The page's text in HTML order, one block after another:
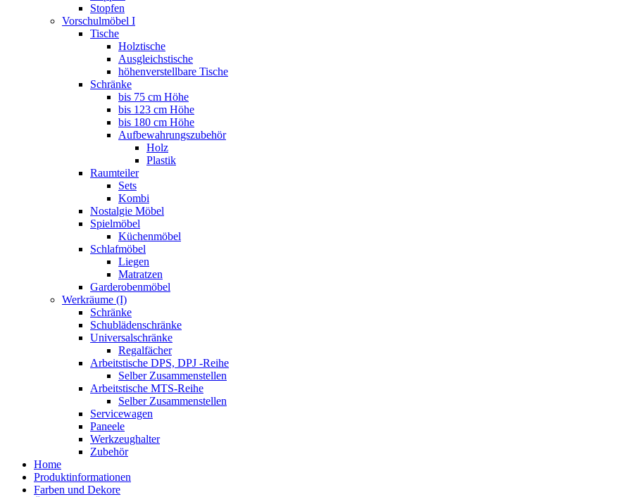
Stopfen
Vorschulmöbel I
Tische
Holztische
Ausgleichstische
höhenverstellbare Tische
Schränke
bis 75 cm Höhe
bis 123 cm Höhe
bis 180 cm Höhe
Aufbewahrungszubehör
Holz
Plastik
Raumteiler
Sets
Kombi
Nostalgie Möbel
Spielmöbel
Küchenmöbel
Schlafmöbel
Liegen
Matratzen
Garderobenmöbel
Werkräume (I)
Schränke
Schublädenschränke
Universalschränke
Regalfächer
Arbeitstische DPS, DPJ -Reihe
Selber Zusammenstellen
Arbeitstische MTS-Reihe
Selber Zusammenstellen
Servicewagen
Paneele
Werkzeughalter
Zubehör
Home
Produktinformationen
Farben und Dekore